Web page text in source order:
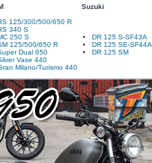
Suzuki
125/300/500/650 R
340 S
250 S
125/500/650 R
Dual 650
Vase 440
Milano/Turismo 440
DR 125 S-SF43A
DR 125 SE-SF44A
DR 125 SM